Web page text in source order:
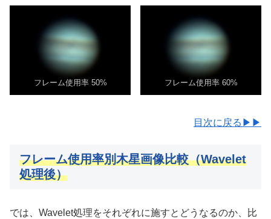
フレーム使用率 50% フレーム使用率 60%
目次に戻る▶▶
フレーム使用率別木星画像比較（Wavelet
処理後）
では、Wavelet処理をそれぞれに施すとどうなるのか、比